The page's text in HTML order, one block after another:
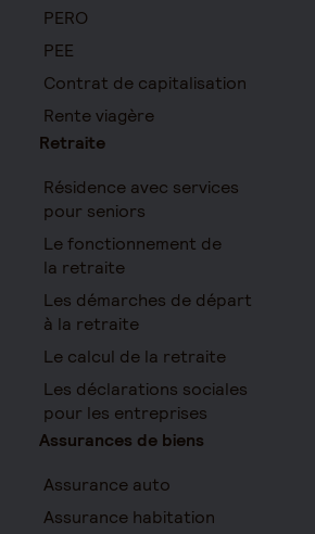
PERO
PEE
Contrat de capitalisation
Rente viagère
Retraite
Résidence avec services
pour seniors
Le fonctionnement de
la retraite
Les démarches de départ
à la retraite
Le calcul de la retraite
Les déclarations sociales
pour les entreprises
Assurances de biens
Assurance auto
Assurance habitation